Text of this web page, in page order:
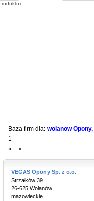
Baza firm dla: wolanow
1
«
»
VEGAS Opony Sp. z o.o.
Strzałków 39
26-625 Wolanów
mazowieckie